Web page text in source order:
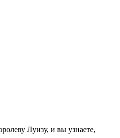
Луизу, и вы узнаете,